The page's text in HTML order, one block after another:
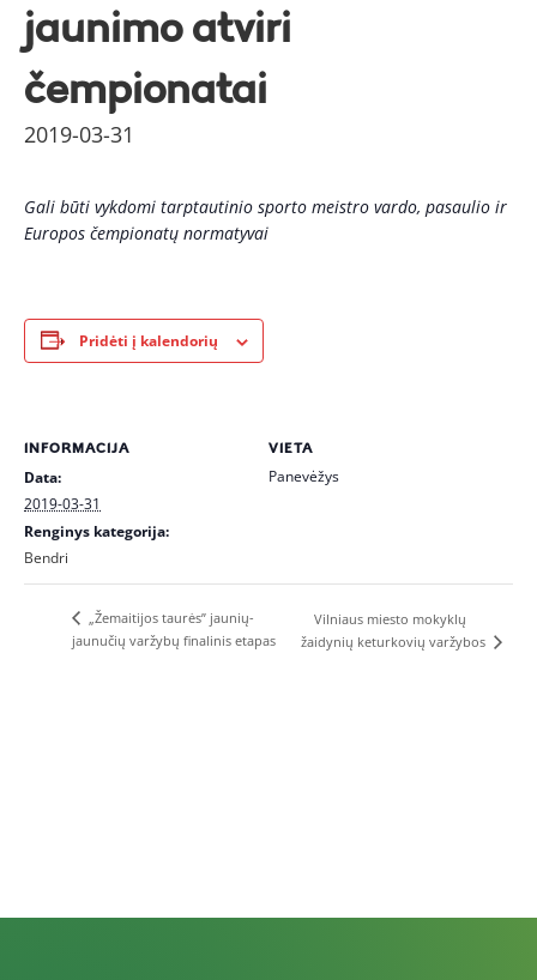
jaunimo atviri
čempionatai
2019-03-31
Gali būti vykdomi tarptautinio sporto meistro vardo, pasaulio ir
Europos čempionatų normatyvai
Pridėti į kalendorių
INFORMACIJA
Data:
2019-03-31
Renginys kategorija:
Bendri
VIETA
Panevėžys
„Žemaitijos taurės” jaunių-
jaunučių varžybų finalinis etapas
Vilniaus miesto mokyklų
žaidynių keturkovių varžybos